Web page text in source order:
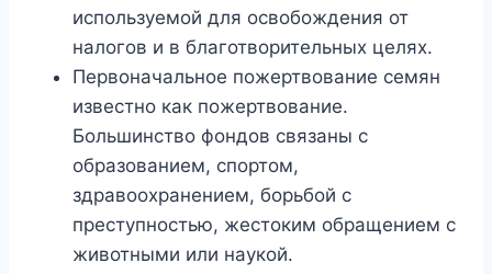
используемой для освобождения от
налогов и в благотворительных целях.
Первоначальное пожертвование семян
известно как пожертвование.
Большинство фондов связаны с
образованием, спортом,
здравоохранением, борьбой с
преступностью, жестоким обращением с
животными или наукой.